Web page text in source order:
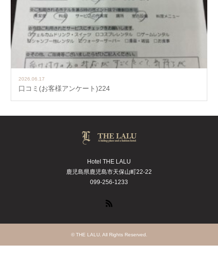
2026.06.17
口コミ(お客様アンケート)224
Hotel THE LALU
鹿児島県鹿児島市天保山町22-22
099-256-1233
© THE LALU. All Rights Reserved.